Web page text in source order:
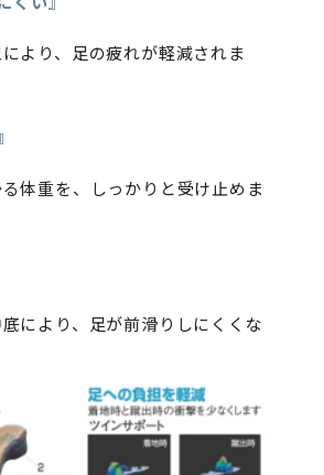
より、足の疲れが軽減されま
体重を、しっかりと受け止めま
により、足が前滑りしにくくな